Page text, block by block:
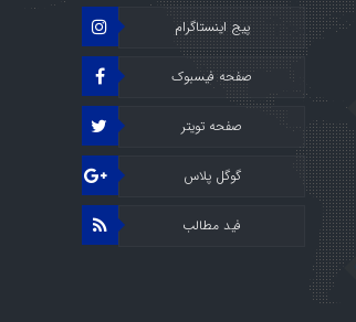
پیج اینستاگرام
صفحه فیسبوک
صفحه تویتر
گوگل پلاس
فید مطالب